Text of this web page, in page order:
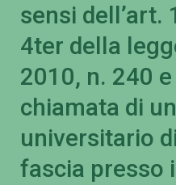
sensi dell’art.
4ter della
2010, n. 240
chiamata di
universitario
fascia presso